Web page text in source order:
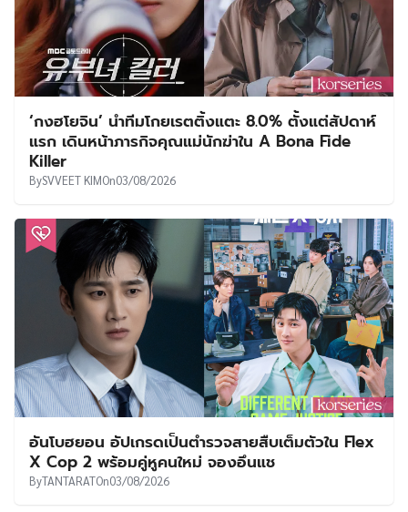
‘กงฮโยจิน’ นำทีมโกยเรตติ้งแตะ 8.0% ตั้งแต่สัปดาห์
แรก เดินหน้าภารกิจคุณแม่นักฆ่าใน A Bona Fide
Killer
BySVVEET KIMOn03/08/2026
อันโบฮยอน อัปเกรดเป็นตำรวจสายสืบเต็มตัวใน Flex
X Cop 2 พร้อมคู่หูคนใหม่ จองอึนแช
ByTANTARATOn03/08/2026